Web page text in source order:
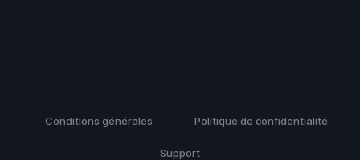
Conditions générales Politique de confidentialité
Support